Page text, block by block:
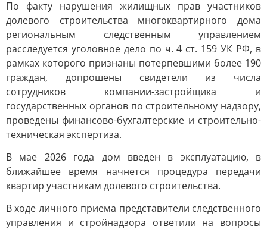
По факту нарушения жилищных прав участников
долевого строительства многоквартирного дома
региональным следственным управлением
расследуется уголовное дело по ч. 4 ст. 159 УК РФ, в
рамках которого признаны потерпевшими более 190
граждан, допрошены свидетели из числа
сотрудников компании-застройщика и
государственных органов по строительному надзору,
проведены финансово-бухгалтерские и строительно-
техническая экспертиза.
В мае 2026 года дом введен в эксплуатацию, в
ближайшее время начнется процедура передачи
квартир участникам долевого строительства.
В ходе личного приема представители следственного
управления и стройнадзора ответили на вопросы